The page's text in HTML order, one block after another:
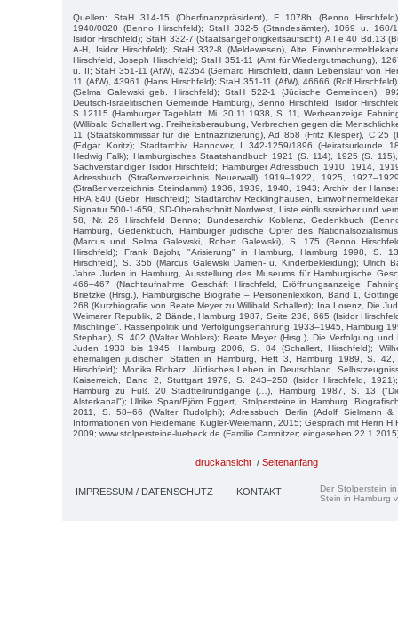
Quellen: StaH 314-15 (Oberfinanzpräsident), F 1078b (Benno
1940/0020 (Benno Hirschfeld); StaH 332-5 (Standesämter), 1069 u. 160/
Isidor Hirschfeld); StaH 332-7 (Staatsangehörigkeitsaufsicht), A I e 40 Bd.13
A-H, Isidor Hirschfeld); StaH 332-8 (Meldewesen), Alte
Hirschfeld, Joseph Hirschfeld); StaH 351-11 (Amt für Wiedergutmachung),
u. II; StaH 351-11 (AfW), 42354 (Gerhard Hirschfeld, darin Lebenslauf von
11 (AfW), 43961 (Hans Hirschfeld); StaH 351-11 (AfW), 46666 (Rolf
(Selma Galewski geb. Hirschfeld); StaH 522-1 (Jüdische Gemeinden),
Deutsch-Israelitischen Gemeinde Hamburg), Benno Hirschfeld, Isidor
S 12115 (Hamburger Tageblatt, Mi. 30.11.1938, S. 11, Werbeanzeige
(Willibald Schallert wg. Freiheitsberaubung, Verbrechen gegen die
11 (Staatskommissar für die Entnazifizierung), Ad 858 (Fritz Klesper), C 25
(Edgar Koritz); Stadtarchiv Hannover, I 342-1259/1896 (Heiratsurkunde
Hedwig Falk); Hamburgisches Staatshandbuch 1921 (S. 114), 1925 (S.
Sachverständiger Isidor Hirschfeld; Hamburger Adressbuch 1910, 1914,
Adressbuch (Straßenverzeichnis Neuerwall) 1919–1922, 1925,
(Straßenverzeichnis Steindamm) 1936, 1939, 1940, 1943; Archiv der
HRA 840 (Gebr. Hirschfeld); Stadtarchiv Recklinghausen,
Signatur 500-1-659, SD-Oberabschnitt Nordwest, Liste einflussreicher und
58, Nr. 26 Hirschfeld Benno; Bundesarchiv Koblenz, Gedenkbuch
Hamburg, Gedenkbuch, Hamburger jüdische Opfer des
(Marcus und Selma Galewski, Robert Galewski), S. 175 (Benno
Hirschfeld); Frank Bajohr, "Arisierung" in Hamburg, Hamburg 1998, S.
Hirschfeld), S. 356 (Marcus Galewski Damen- u. Kinderbekleidung); Ulrich
Jahre Juden in Hamburg, Ausstellung des Museums für Hamburgische
466–467 (Nachtaufnahme Geschäft Hirschfeld, Eröffnungsanzeige
Brietzke (Hrsg.), Hamburgische Biografie – Personenlexikon, Band 1,
268 (Kurzbiografie von Beate Meyer zu Willibald Schallert); Ina Lorenz, Die
Weimarer Republik, 2 Bände, Hamburg 1987, Seite 236, 665 (Isidor
Mischlinge". Rassenpolitik und Verfolgungserfahrung 1933–1945, Hamburg
Stephan), S. 402 (Walter Wohlers); Beate Meyer (Hrsg.), Die Verfolgung und
Juden 1933 bis 1945, Hamburg 2006, S. 84 (Schallert, Hirschfeld);
ehemaligen jüdischen Stätten in Hamburg, Heft 3, Hamburg 1989, S.
Hirschfeld); Monika Richarz, Jüdisches Leben in Deutschland.
Kaiserreich, Band 2, Stuttgart 1979, S. 243–250 (Isidor Hirschfeld,
Hamburg zu Fuß. 20 Stadtteilrundgänge (…), Hamburg 1987, S. 13
Alsterkanal"); Ulrike Sparr/Björn Eggert, Stolpersteine in Hamburg.
2011, S. 58–66 (Walter Rudolphi); Adressbuch Berlin (Adolf Sielmann &
Informationen von Heidemarie Kugler-Weiemann, 2015; Gespräch mit Herrn
2009; www.stolpersteine-luebeck.de (Familie Camnitzer; eingesehen
druckansicht / Seitenanfang
IMPRESSUM / DATENSCHUTZ KONTAKT
Der Stolperstein
Stein in Hamburg